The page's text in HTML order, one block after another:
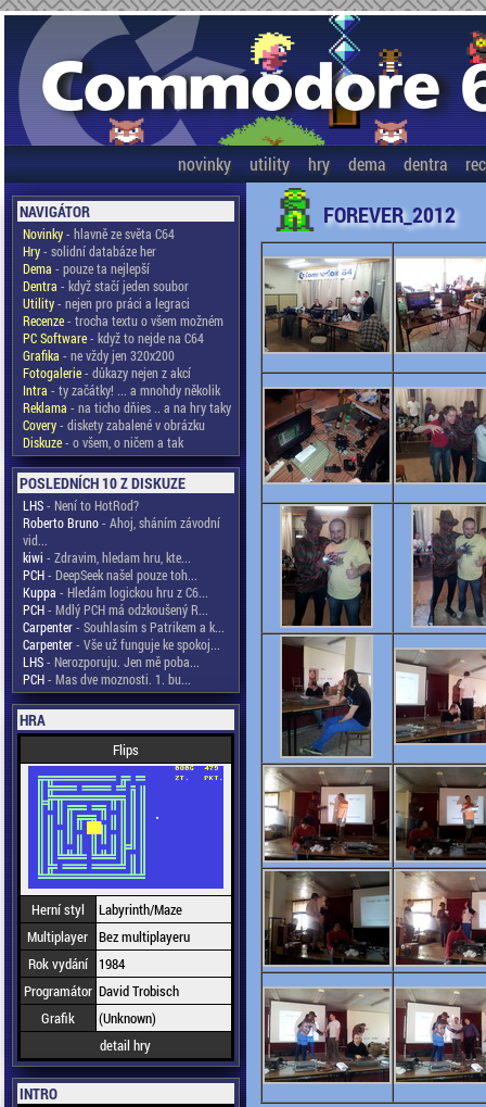
novinky utility hry dema dentra
NAVIGÁTOR
Novinky- hlavně ze světa C64
Hry- solidní databáze her
Dema - pouze ta nejlepší
Dentra - když stačí jeden soubor
Utility- nejen pro práci a legraci
Recenze- trocha textu o všem možném
PC Software- když to nejde na C64
Grafika - ne vždy jen 320x200
Fotogalerie- důkazy nejen z akcí
Intra - ty začátky! ... a mnohdy několik
Reklama - na ticho dňies .. a na hry taky
Covery- diskety zabalené v obrázku
Diskuze- o všem, o ničem a tak
POSLEDNÍCH 10 Z DISKUZE
LHS- Není to HotRod?
Roberto Bruno- Ahoj, sháním závodní
vid...
kiwi - Zdravim, hledam hru, kte...
PCH- DeepSeek našel pouze toh...
Kuppa - Hledám logickou hru z C6...
PCH- Mdlý PCH má odzkoušený R...
Carpenter- Souhlasím s Patrikem a k...
Carpenter- Vše už funguje ke spokoj...
LHS- Nerozporuju. Jen mě poba...
PCH- Mas dve moznosti. 1. bu...
HRA
Flips
Herní styl
Labyrinth/Maze
Multiplayer Bez multiplayeru
Rok vydání
1984
Programátor David Trobisch
Grafik
(Unknown)
detail hry
INTRO
FOREVER_2012